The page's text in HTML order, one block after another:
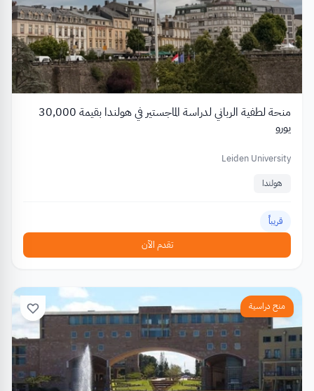
منحة لطفية الرباني لدراسة الماجستير في هولندا بقيمة 30,000
يورو
Leiden University
هولندا
قريباً
تقدم الآن
منح دراسية